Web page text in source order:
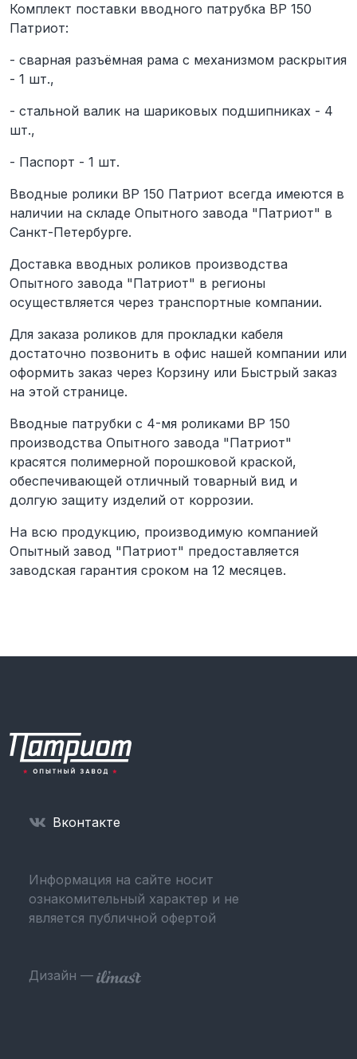
Комплект поставки вводного патрубка ВР 150
Патриот:
- сварная разъёмная рама с механизмом раскрытия
- 1 шт.,
- стальной валик на шариковых подшипниках - 4
шт.,
- Паспорт - 1 шт.
Вводные ролики ВР 150 Патриот всегда имеются в
наличии на складе Опытного завода "Патриот" в
Санкт-Петербурге.
Доставка вводных роликов производства
Опытного завода "Патриот" в регионы
осуществляется через транспортные компании.
Для заказа роликов для прокладки кабеля
достаточно позвонить в офис нашей компании или
оформить заказ через Корзину или Быстрый заказ
на этой странице.
Вводные патрубки с 4-мя роликами ВР 150
производства Опытного завода "Патриот"
красятся полимерной порошковой краской,
обеспечивающей отличный товарный вид и
долгую защиту изделий от коррозии.
На всю продукцию, производимую компанией
Опытный завод "Патриот" предоставляется
заводская гарантия сроком на 12 месяцев.
Вконтакте
Информация на сайте носит
ознакомительный характер и не
является публичной офертой
Дизайн —